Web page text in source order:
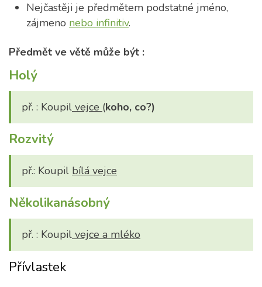
Nejčastěji je předmětem podstatné jméno,
zájmeno nebo infinitiv.
Předmět ve větě může být :
Holý
př. : Koupil vejce (koho, co?)
Rozvitý
př.: Koupil bílá vejce
Několikanásobný
př. : Koupil vejce a mléko
Přívlastek